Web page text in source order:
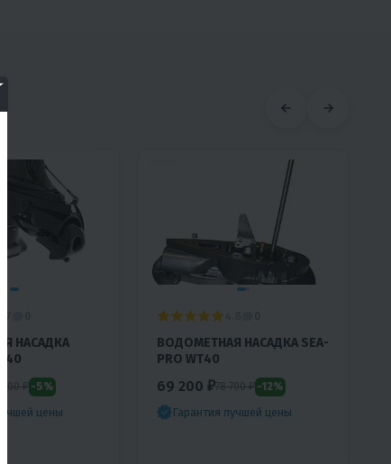
НАСАДКА
500 ₽ -5%
цены
ВОДОМЕТНАЯ НАСАДКА SEA-
PRO WТ40
69 200 ₽78 700 ₽ -12%
Гарантия лучшей цены